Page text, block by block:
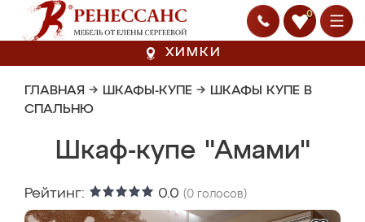
0
ХИМКИ
ГЛАВНАЯ → ШКАФЫ-КУПЕ → ШКАФЫ КУПЕ В
СПАЛЬНЮ
Шкаф-купе "Амами"
Рейтинг: 0.0 (0 голосов)